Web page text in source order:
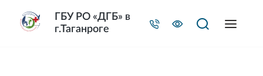
ГБУ РО «ДГБ» в
г.Таганроге